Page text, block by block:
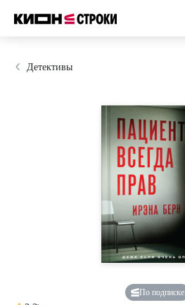
Детективы
По подписке